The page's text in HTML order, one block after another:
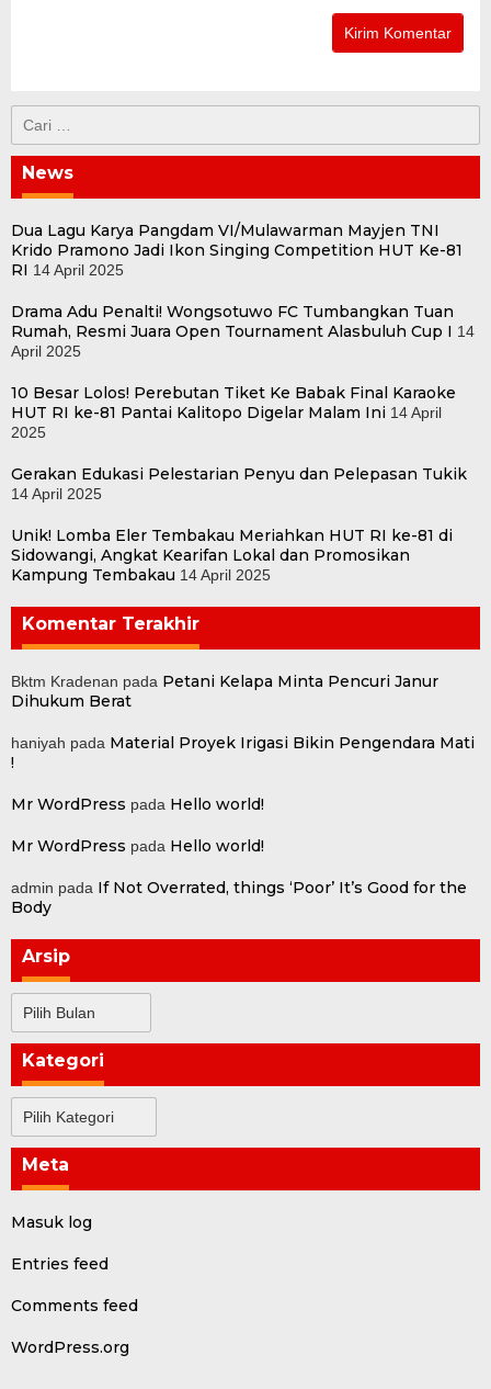
untuk:
News
Dua Lagu Karya Pangdam VI/Mulawarman Mayjen TNI
Krido Pramono Jadi Ikon Singing Competition HUT Ke-81
RI 14 April 2025
Drama Adu Penalti! Wongsotuwo FC Tumbangkan Tuan
Rumah, Resmi Juara Open Tournament Alasbuluh Cup I 14
April 2025
10 Besar Lolos! Perebutan Tiket Ke Babak Final Karaoke
HUT RI ke-81 Pantai Kalitopo Digelar Malam Ini 14 April
2025
Gerakan Edukasi Pelestarian Penyu dan Pelepasan Tukik
14 April 2025
Unik! Lomba Eler Tembakau Meriahkan HUT RI ke-81 di
Sidowangi, Angkat Kearifan Lokal dan Promosikan
Kampung Tembakau 14 April 2025
Komentar Terakhir
Bktm Kradenan pada Petani Kelapa Minta Pencuri Janur
Dihukum Berat
haniyah pada Material Proyek Irigasi Bikin Pengendara Mati
!
Mr WordPress pada Hello world!
Mr WordPress pada Hello world!
admin pada If Not Overrated, things ‘Poor’ It’s Good for the
Body
Arsip
Kategori
Meta
Masuk log
Entries feed
Comments feed
WordPress.org